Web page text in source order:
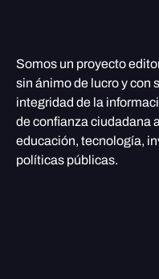
Somos un proyecto
sin ánimo de lucro y con
integridad de la
de confianza ciudadana
educación, tecnología,
políticas públicas.